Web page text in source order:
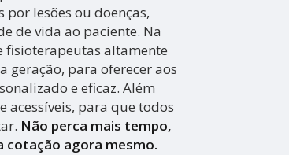
lesões ou doenças,
de vida ao paciente. Na
fisioterapeutas altamente
para oferecer aos
e eficaz. Além
acessíveis, para que todos
Não perca mais tempo,
cotação agora mesmo.